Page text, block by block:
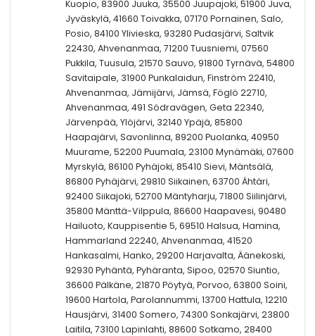
Kuopio, 83900 Juuka, 35500 Juupajoki, 51900 Juva,
Jyväskylä, 41660 Toivakka, 07170 Pornainen, Salo,
Posio, 84100 Ylivieska, 93280 Pudasjärvi, Saltvik
22430, Ahvenanmaa, 71200 Tuusniemi, 07560
Pukkila, Tuusula, 21570 Sauvo, 91800 Tyrnävä, 54800
Savitaipale, 31900 Punkalaidun, Finström 22410,
Ahvenanmaa, Jämijärvi, Jämsä, Föglö 22710,
Ahvenanmaa, 491 Södravägen, Geta 22340,
Järvenpää, Ylöjärvi, 32140 Ypäjä, 85800
Haapajärvi, Savonlinna, 89200 Puolanka, 40950
Muurame, 52200 Puumala, 23100 Mynämäki, 07600
Myrskylä, 86100 Pyhäjoki, 85410 Sievi, Mäntsälä,
86800 Pyhäjärvi, 29810 Siikainen, 63700 Ähtäri,
92400 Siikajoki, 52700 Mäntyharju, 71800 Siilinjärvi,
35800 Mänttä-Vilppula, 86600 Haapavesi, 90480
Hailuoto, Kauppisentie 5, 69510 Halsua, Hamina,
Hammarland 22240, Ahvenanmaa, 41520
Hankasalmi, Hanko, 29200 Harjavalta, Äänekoski,
92930 Pyhäntä, Pyhäranta, Sipoo, 02570 Siuntio,
36600 Pälkäne, 21870 Pöytyä, Porvoo, 63800 Soini,
19600 Hartola, Parolannummi, 13700 Hattula, 12210
Hausjärvi, 31400 Somero, 74300 Sonkajärvi, 23800
Laitila, 73100 Lapinlahti, 88600 Sotkamo, 28400